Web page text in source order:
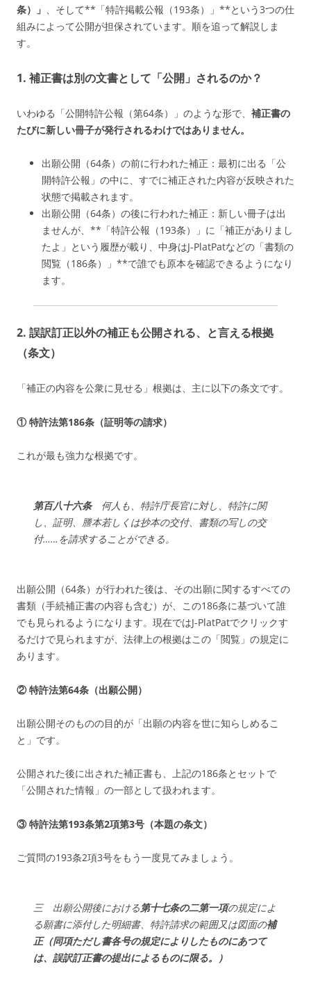
条）」 、そして**「特許掲載公報（193条）」**という3つの仕
組みによって公開が担保されています。 順を追って解説しま
す。
1. 補正書は別の文書として「公開」されるのか？
いわゆる「公開特許公報（第64条）」のような形で、 補正書の
たびに新しい冊子が発行されるわけではありません。
出願公開（64条）の前に行われた補正：最初に出る「公
開特許公報」の中に、すでに補正された内容が反映された
状態で掲載されます。
出願公開（64条）の後に行われた補正：新しい冊子は出
ませんが、**「特許公報（193条）」に「補正がありまし
たよ」という履歴が載り、中身はJ-PlatPatなどの「書類の
閲覧（186条）」**で誰でも原本を確認できるようになり
ます。
2. 誤訳訂正以外の補正も公開される、と言える根拠
（条文）
「補正の内容を公衆に見せる」根拠は、主に以下の条文です。
① 特許法第186条（証明等の請求）
これが最も強力な根拠です。
第百八十六条何人も、特許庁長官に対し、特許に関
し、証明、謄本若しくは抄本の交付、書類の写しの交
付……を請求することができる。
出願公開（64条）が行われた後は、その出願に関するすべての
書類（手続補正書の内容も含む）が、この186条に基づいて誰
でも見られるようになります。現在ではJ-PlatPatでクリックす
るだけで見られますが、法律上の根拠はこの「閲覧」の規定に
あります。
② 特許法第64条（出願公開）
出願公開そのものの目的が「出願の内容を世に知らしめるこ
と」です。
公開された後に出された補正書も、上記の186条とセットで
「公開された情報」の一部として扱われます。
③ 特許法第193条第2項第3号（本題の条文）
ご質問の193条2項3号をもう一度見てみましょう。
三 出願公開後における第十七条の二第一項の規定によ
る願書に添付した明細書、特許請求の範囲又は図面の補
正（同項ただし書各号の規定によりしたものにあつて
は、誤訳訂正書の提出によるものに限る。
）